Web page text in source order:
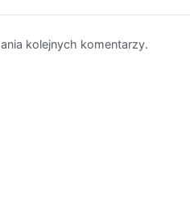
kolejnych komentarzy.